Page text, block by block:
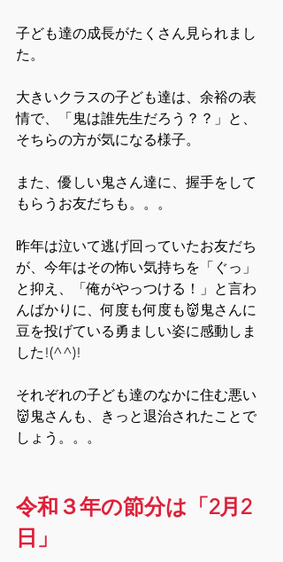
子ども達の成長がたくさん見られまし
た。
大きいクラスの子ども達は、余裕の表
情で、「鬼は誰先生だろう？？」と、
そちらの方が気になる様子。
また、優しい鬼さん達に、握手をして
もらうお友だちも。。。
昨年は泣いて逃げ回っていたお友だち
が、今年はその怖い気持ちを「ぐっ」
と抑え、「俺がやっつける！」と言わ
んばかりに、何度も何度も👹鬼さんに
豆を投げている勇ましい姿に感動しま
した!(^^)!
それぞれの子ども達のなかに住む悪い
👹鬼さんも、きっと退治されたことで
しょう。。。
令和３年の節分は「2月2
日」